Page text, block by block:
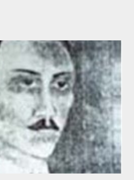
canta desde los 5 años de edad,
de Buck Rogers, que
en Radio Caracas –
y luego hizo presentaciones
otros programas de corte infantil.
su voz. Empezó a tomar
haciéndose acompañar en sus
por los conjuntos de Inocente
A...